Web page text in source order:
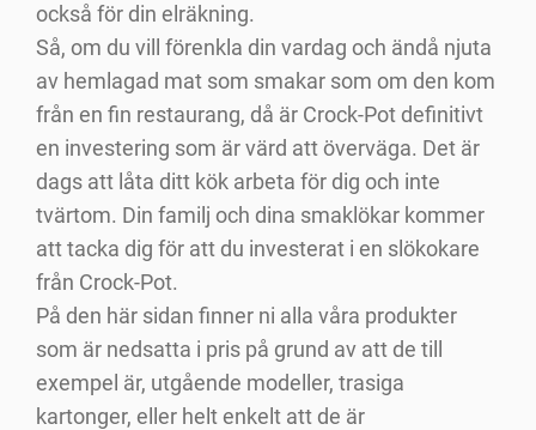
också för din elräkning.
Så, om du vill förenkla din vardag och ändå njuta
av hemlagad mat som smakar som om den kom
från en fin restaurang, då är Crock-Pot definitivt
en investering som är värd att överväga. Det är
dags att låta ditt kök arbeta för dig och inte
tvärtom. Din familj och dina smaklökar kommer
att tacka dig för att du investerat i en slökokare
från Crock-Pot.
På den här sidan finner ni alla våra produkter
som är nedsatta i pris på grund av att de till
exempel är, utgående modeller, trasiga
kartonger, eller helt enkelt att de är